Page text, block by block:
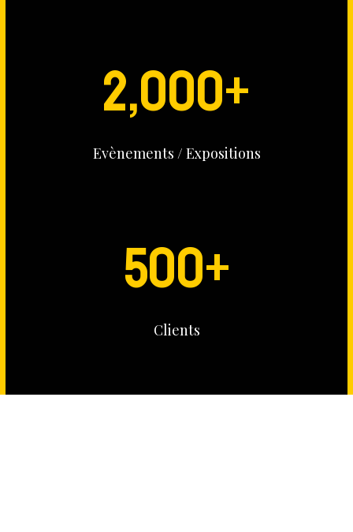
2,000+
Evènements / Expositions
500+
Clients